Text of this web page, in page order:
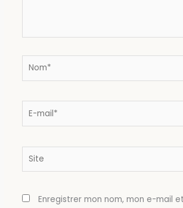
Nom*
E-
Site
Enregistrer mon nom, mon e-mail